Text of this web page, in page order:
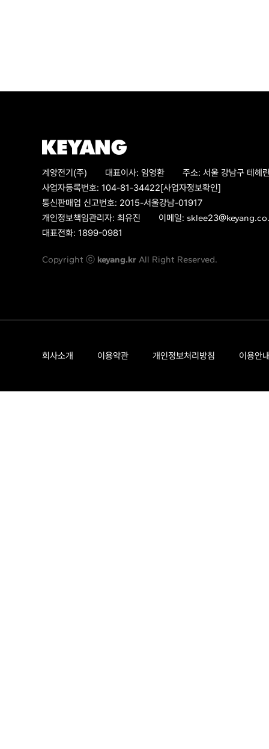
계양전기(주) 대표이사: 임영환 주소: 서울 강남구 테헤
사업자등록번호: 104-81-34422[사업자정보확인]
통신판매업 신고번호: 2015-서울강남-01917
개인정보책임관리자: 최유진 이메일:
대표전화: 1899-0981
Copyright ⓒ keyang.kr All Right Reserved.
회사소개 이용약관 개인정보처리방침 이용안